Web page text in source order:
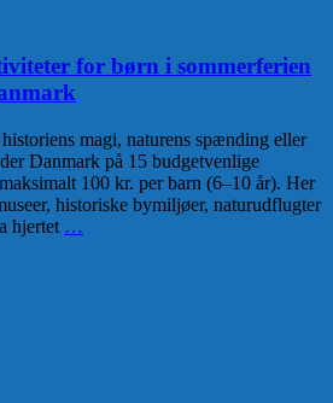
for børn i sommerferien
magi, naturens spænding eller
Danmark på 15 budgetvenlige
100 kr. per barn (6–10 år). Her
historiske bymiljøer, natur­udflugter
hjertet …